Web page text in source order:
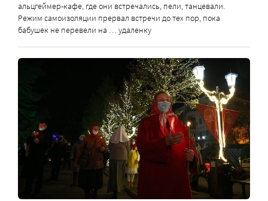
альцгеймер-кафе, где они встречались, пели, танцевали.
Режим самоизоляции прервал встречи до тех пор, пока
бабушек не перевели на … удаленку